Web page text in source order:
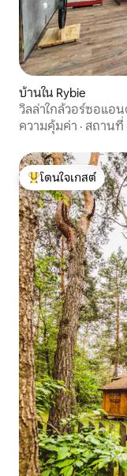
บ้านใน Rybie
วิลล่าใกล้วอร์ซอแอ
ความคุ้มค่า · สถานที่
โดนใจเกสต์ที่สุด
โดนใจเกสต์